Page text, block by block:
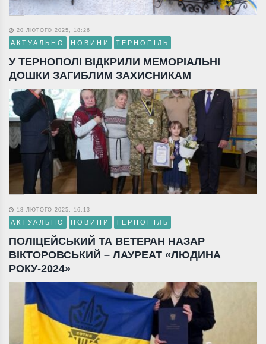
20 ЛЮТОГО 2025, 18:26
АКТУАЛЬНО НОВИНИ ТЕРНОПІЛЬ
У ТЕРНОПОЛІ ВІДКРИЛИ МЕМОРІАЛЬНІ
ДОШКИ ЗАГИБЛИМ ЗАХИСНИКАМ
18 ЛЮТОГО 2025, 16:13
АКТУАЛЬНО НОВИНИ ТЕРНОПІЛЬ
ПОЛІЦЕЙСЬКИЙ ТА ВЕТЕРАН НАЗАР
ВІКТОРОВСЬКИЙ – ЛАУРЕАТ «ЛЮДИНА
РОКУ-2024»